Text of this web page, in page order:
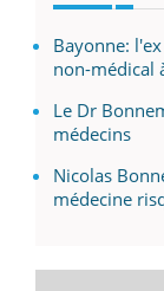
Bayonne:
non-médical
Le Dr
médecins
Nicolas
médecine